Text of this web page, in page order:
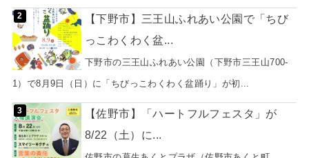
【下野市】三王山ふれあい公園で「ちび
っこわくわく盆...
下野市の三王山ふれあい公園（下野市三王山700-
1）で8月9日（日）に「ちびっこわくわく盆踊り」が初...
【佐野市】「ハートフルフェスタ」が
8/22（土）に...